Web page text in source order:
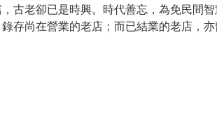
古老卻已是時興。時代善忘，為免民間
尚在營業的老店；而已結業的老店，亦